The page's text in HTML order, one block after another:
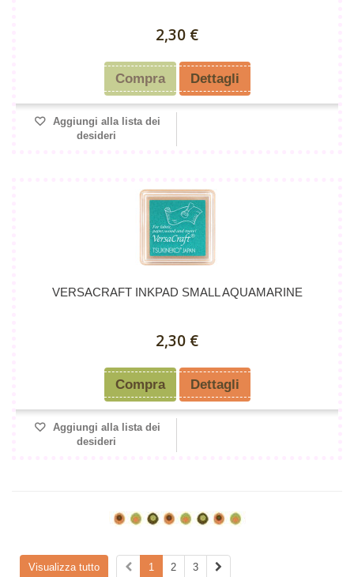
2,30 €
Compra Dettagli
Aggiungi alla lista dei
desideri
VERSACRAFT INKPAD SMALL AQUAMARINE
2,30 €
Compra Dettagli
Aggiungi alla lista dei
desideri
Visualizza tutto 1 2 3